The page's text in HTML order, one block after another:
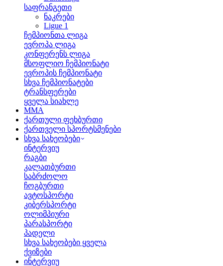
საფრანგეთი
ნაკრები
Ligue 1
ჩემპიონთა ლიგა
ევროპა ლიგა
კონფერენს ლიგა
მსოფლიო ჩემპიონატი
ევროპის ჩემპიონატი
სხვა ჩემპიონატები
ტრანსფერები
ყველა სიახლე
MMA
ქართული ფეხბურთი
ქართველი სპორტსმენები
სხვა სახეობები
ინტერვიუ
რაგბი
კალათბურთი
საბრძოლო
ჩოგბურთი
ავტოსპორტი
კიბერსპორტი
ოლიმპიური
პარასპორტი
პადელი
სხვა სახეობები ყველა
ქვიზები
ინტერვიუ